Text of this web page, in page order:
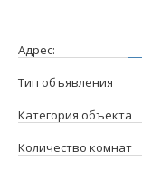
Адрес:
Тип объявления
Категория объекта
Количество комнат